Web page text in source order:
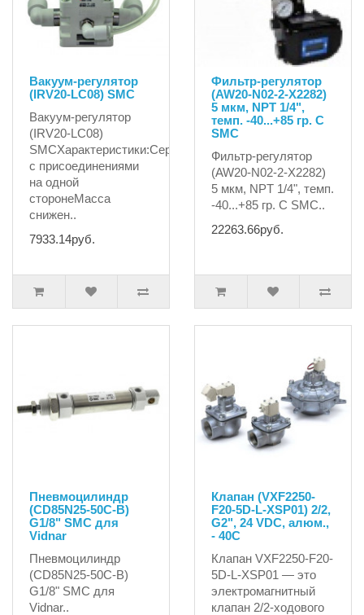
Вакуум-регулятор
(IRV20-LC08) SMC
Вакуум-регулятор
(IRV20-LC08)
SMCХарактеристики:Серия
с присоединениями
на одной
сторонеМасса
снижен..
7933.14руб.
Фильтр-регулятор
(AW20-N02-2-X2282)
5 мкм, NPT 1/4",
темп. -40...+85 гр. С
SMC
Фильтр-регулятор
(AW20-N02-2-X2282)
5 мкм, NPT 1/4", темп.
-40...+85 гр. С SMC..
22263.66руб.
Пневмоцилиндр
(CD85N25-50C-B)
G1/8" SMC для
Vidnar
Пневмоцилиндр
(CD85N25-50C-B)
G1/8" SMC для
Vidnar..
Клапан (VXF2250-
F20-5D-L-XSP01) 2/2,
G2", 24 VDC, алюм.,
- 40C
Клапан VXF2250-F20-
5D-L-XSP01 — это
электромагнитный
клапан 2/2-ходового